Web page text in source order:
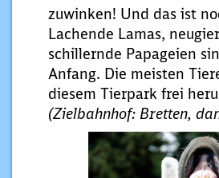
zuwinken! Und das ist
Lachende Lamas,
schillernde Papageien
Anfang. Die meisten
diesem Tierpark frei
(Zielbahnhof: Bretten,